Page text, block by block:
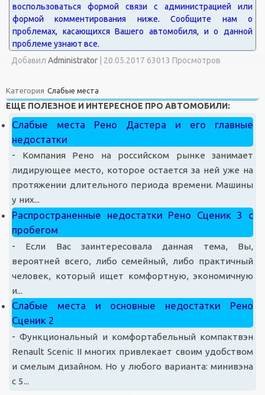
Добавил Administrator 20.05.2017 63013 Просмотров
Категория Слабые места
ЕЩЕ ПОЛЕЗНОЕ И ИНТЕРЕСНОЕ ПРО АВТОМОБИЛИ:
Слабые места Рено Дастера и его главные
недостатки
-
Компания Рено на российском рынке занимает
лидирующее место, которое остается за ней уже на
протяжении длительного периода времени. Машины
у них...
Распространенные недостатки Рено Сценик 3 с
пробегом
- Если Вас заинтересовала данная тема, Вы,
вероятней всего, либо семейный, либо практичный
человек, который ищет комфортную, экономичную
и...
Слабые места и основные недостатки Рено
Сценик 2
-Функциональный и комфортабельный компактвэн
Renault Scenic II многих привлекает своим удобством
и смелым дизайном. Но у любого варианта: минивэна
с 5...